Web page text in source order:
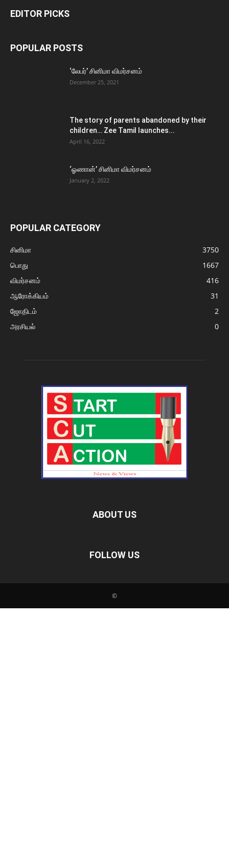
EDITOR PICKS
POPULAR POSTS
‘லேபர்’ சினிமா விமர்சனம்
December 25, 2021
The story of parents abandoned by their
children… Zee Tamil launches...
April 16, 2022
‘ஓணான்’ சினிமா விமர்சனம்
January 2, 2022
POPULAR CATEGORY
சினிமா
3750
பொது
1667
விமர்சனம்
416
ஆரோக்கியம்
31
ஜோதிடம்
2
அரசியல்
0
ABOUT US
FOLLOW US
©